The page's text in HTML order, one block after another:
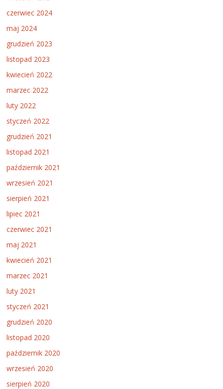
czerwiec 2024
maj 2024
grudzień 2023
listopad 2023
kwiecień 2022
marzec 2022
luty 2022
styczeń 2022
grudzień 2021
listopad 2021
październik 2021
wrzesień 2021
sierpień 2021
lipiec 2021
czerwiec 2021
maj 2021
kwiecień 2021
marzec 2021
luty 2021
styczeń 2021
grudzień 2020
listopad 2020
październik 2020
wrzesień 2020
sierpień 2020